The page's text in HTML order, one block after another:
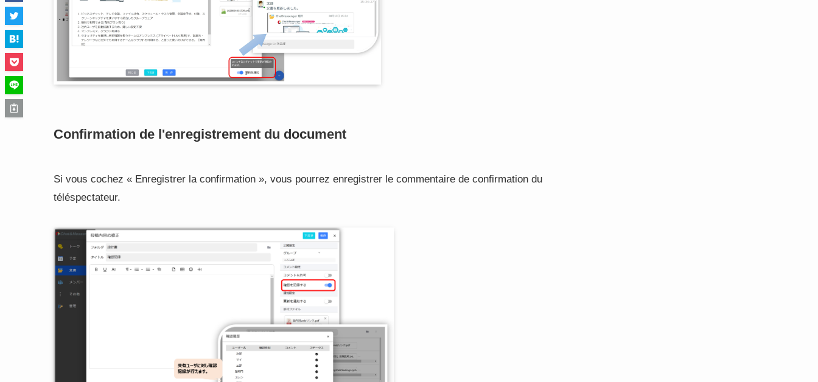
Confirmation de l'enregistrement du document
Si vous cochez « Enregistrer la confirmation », vous pourrez enregistrer le commentaire de confirmation du
téléspectateur.